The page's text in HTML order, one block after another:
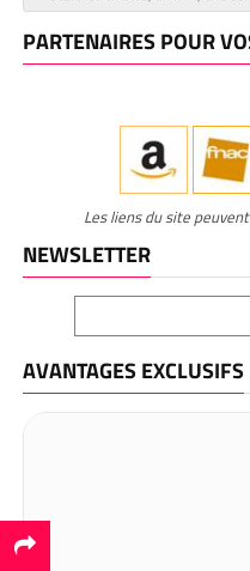
PARTENAIRES POUR
Les liens du site
NEWSLETTER
AVANTAGES EXCLUSIFS